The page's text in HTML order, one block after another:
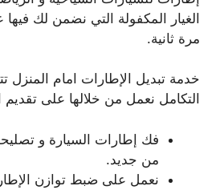
الغيار المكفولة التي نضمن لك
مرة ثانية.
خدمة تبديل الإطارات امام المنزل
التكامل نعمل من خلالها على تقديم
فك إطارات السيارة و
من جديد.
نعمل على ضبط توازن